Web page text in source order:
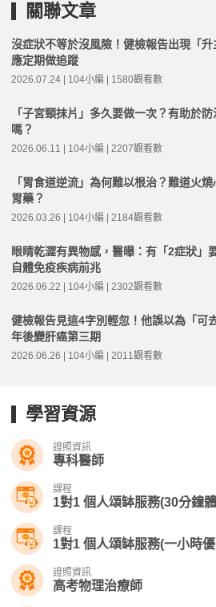
關聯文章
沒症狀不等於沒風險！健檢報告出現「升
應定期做追蹤
2026.07.24 | 104小編 | 1580觀看數
「子宮頸抹片」多久要做一次？有助於
嗎？
2026.06.11 | 104小編 | 2207觀看數
「胃食道逆流」為何難以根治？難道火
胃藥？
2026.03.26 | 104小編 | 2184觀看數
眼睛乾澀有異物感，醫曝：有「2症狀」
自體免疫疾病前兆
2026.06.22 | 104小編 | 2302觀看數
健檢報告見這4字別輕忽！他誤以為「可
年後變肝癌第三期
2026.06.26 | 104小編 | 2011觀看數
學習資源
證照資訊
專科醫師
課程
1對1 個人頌缽服務(30分鐘
課程
1對1 個人頌缽服務(一小時
證照資訊
高考物理治療師